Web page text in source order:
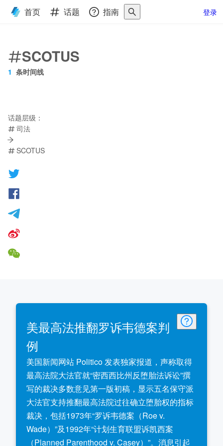
首页 话题 指南 登录
SCOTUS
1 条时间线
话题层级：
司法
SCOTUS
美最高法推翻罗诉韦德案判
例
美国新闻网站 Politico 发表独家报道，声称取得
最高法院大法官就“密西西比州反堕胎法诉讼”撰
写的裁决多数意见第一版初稿，显示五名保守派
大法官支持推翻最高法院过往确立堕胎权的指标
裁决，包括1973年“罗诉韦德案（Roe v.
Wade）”及1992年“计划生育联盟诉凯西案
（Planned Parenthood v. Casey）”。消息引起